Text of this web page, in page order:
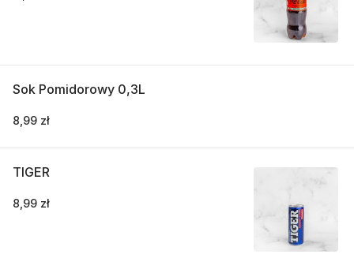
Sok Pomidorowy 0,3L
8,99 zł
TIGER
8,99 zł